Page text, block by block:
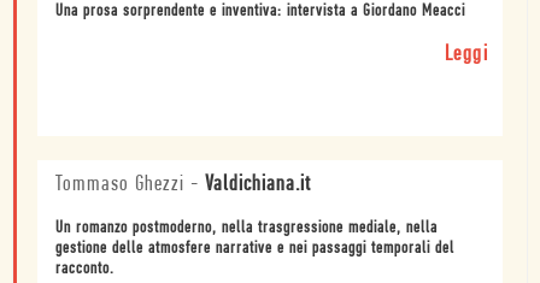
Una prosa sorprendente e inventiva: intervista a Giordano Meacci
Leggi
Tommaso Ghezzi - Valdichiana.it
Un romanzo postmoderno, nella trasgressione mediale, nella
gestione delle atmosfere narrative e nei passaggi temporali del
racconto.